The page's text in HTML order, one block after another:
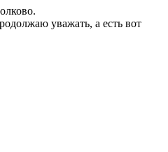
уважать, а есть вот